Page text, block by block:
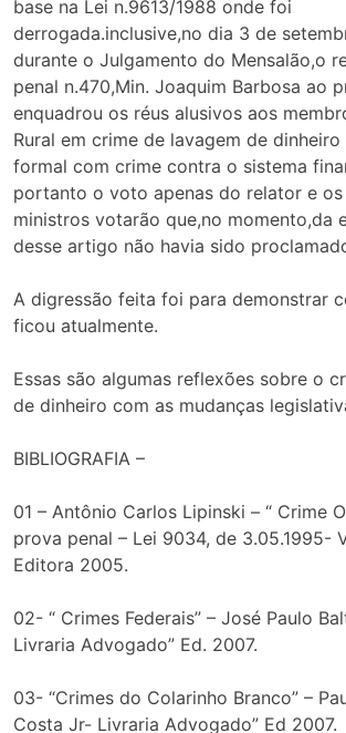
base na Lei n.9613/1988 onde foi
derrogada.inclusive,no dia 3 de
durante o Julgamento do Mensalão,o
penal n.470,Min. Joaquim Barbosa ao
enquadrou os réus alusivos aos
Rural em crime de lavagem de
formal com crime contra o sistema
portanto o voto apenas do relator e os
ministros votarão que,no momento,da
desse artigo não havia sido
A digressão feita foi para demonstrar
ficou atualmente.
Essas são algumas reflexões sobre o
de dinheiro com as mudanças
BIBLIOGRAFIA –
01 – Antônio Carlos Lipinski – “ Crime
prova penal – Lei 9034, de 3.05.1995-
Editora 2005.
02- “ Crimes Federais” – José Paulo
Livraria Advogado” Ed. 2007.
03- “Crimes do Colarinho Branco” –
Costa Jr- Livraria Advogado” Ed 2007.